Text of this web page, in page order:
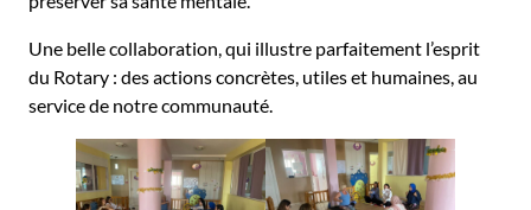
Une belle collaboration, qui illustre parfaitement l’esprit
du Rotary : des actions concrètes, utiles et humaines, au
service de notre communauté.